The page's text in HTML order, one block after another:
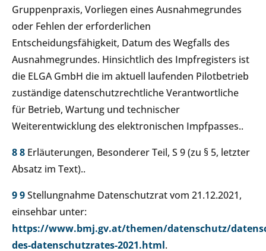
Gruppenpraxis, Vorliegen eines Ausnahmegrundes
oder Fehlen der erforderlichen
Entscheidungsfähigkeit, Datum des Wegfalls des
Ausnahmegrundes. Hinsichtlich des Impfregisters ist
die ELGA GmbH die im aktuell laufenden Pilotbetrieb
zuständige datenschutzrechtliche Verantwortliche
für Betrieb, Wartung und technischer
Weiterentwicklung des elektronischen Impfpasses..
88 Erläuterungen, Besonderer Teil, S 9 (zu § 5, letzter
Absatz im Text)..
99Stellungnahme Datenschutzrat vom 21.12.2021,
einsehbar unter:
https://www.bmj.gv.at/themen/datenschutz/
des-datenschutzrates-2021.html.